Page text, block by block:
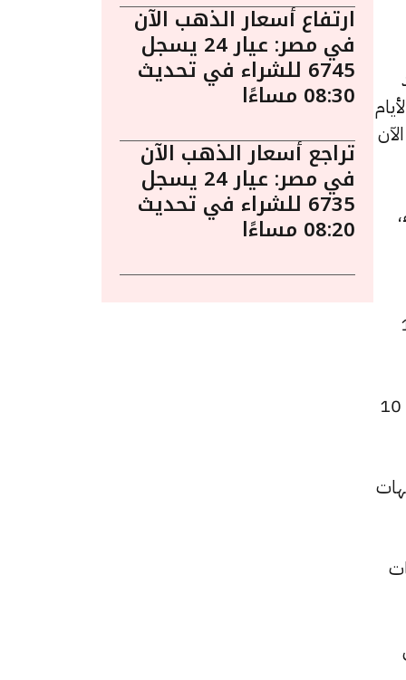
بقيمة 11
كما سجل سعر عيار 21 انخفاضًا ليصل إلى 4545 جنيهًا للبيع و4520 جنيهًا للشراء، منخفضًا بقيمة 10
جنيهًا للشراء، بانخفاض قدره 9 جنيهات
قيمته 7 جنيهات
عن
ارتفاع أسعار الذهب الآن
في مصر: عيار 24 يسجل
6745 للشراء في تحديث
08:30 مساءًا
تراجع أسعار الذهب الآن
في مصر: عيار 24 يسجل
6735 للشراء في تحديث
08:20 مساءًا